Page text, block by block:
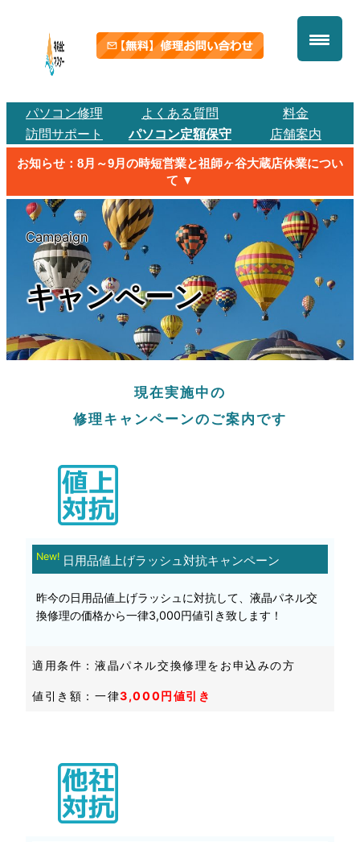
キ
プ
パソコン修理 よくある質問
料金
訪問サポート
パソコン定額保守 店舗案内
お知らせ：8月～9月の時短営業と祖師ヶ谷大蔵店休業につい
て ▼
Campaign
キャンペーン
現在実施中の
修理キャンペーンのご案内です
New!日用品値上げラッシュ対抗キャンペーン‌
昨今の日用品値上げラッシュに対抗して、液晶パネル交
換修理の価格から一律3,000円値引き致します！
適用条件：液晶パネル交換修理をお申込みの方
値引き額：一律3,000円値引き